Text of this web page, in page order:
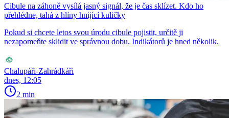
Cibule na záhoně vysílá jasný signál, že je čas sklízet. Kdo ho
přehlédne, tahá z hlíny hnijící kuličky
Pokud si chcete letos svou úrodu cibule pojistit, určitě ji
nezapomeňte sklidit ve správnou dobu. Indikátorů je hned několik.
Chalupáři-Zahrádkáři
dnes, 12:05
2 min